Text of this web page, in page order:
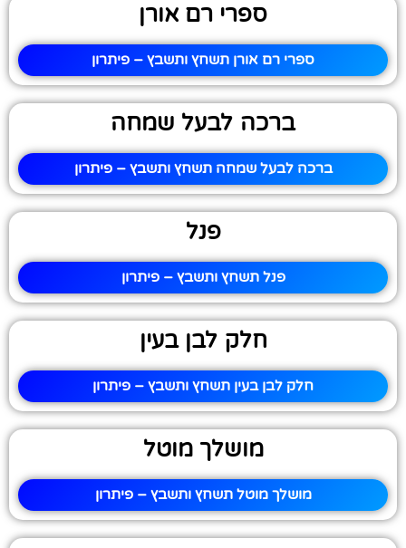
ספרי רם אורן
ספרי רם אורן תשחץ ותשבץ – פיתרון
ברכה לבעל שמחה
ברכה לבעל שמחה תשחץ ותשבץ – פיתרון
פנל
פנל תשחץ ותשבץ – פיתרון
חלק לבן בעין
חלק לבן בעין תשחץ ותשבץ – פיתרון
מושלך מוטל
מושלך מוטל תשחץ ותשבץ – פיתרון